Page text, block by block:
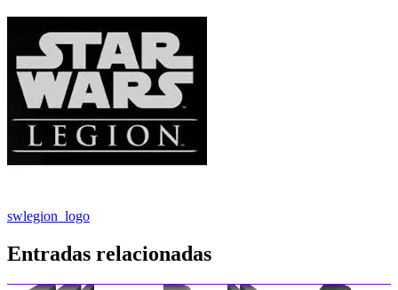
Navegación
de
entradas
swlegion_logo
Entradas relacionadas